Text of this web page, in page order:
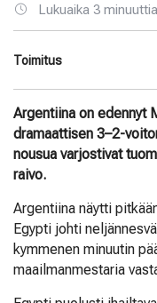
Lukuaika 3 minuuttia
Toimitus
Argentiina on edennyt
dramaattisen 3–2-
nousua varjostivat
raivo.
Argentiina näytti
Egypti johti
kymmenen minuutin
maailmanmestaria